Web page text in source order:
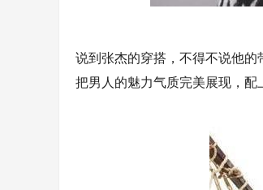
说到张杰的穿搭，不得不说他
把男人的魅力气质完美展现，配